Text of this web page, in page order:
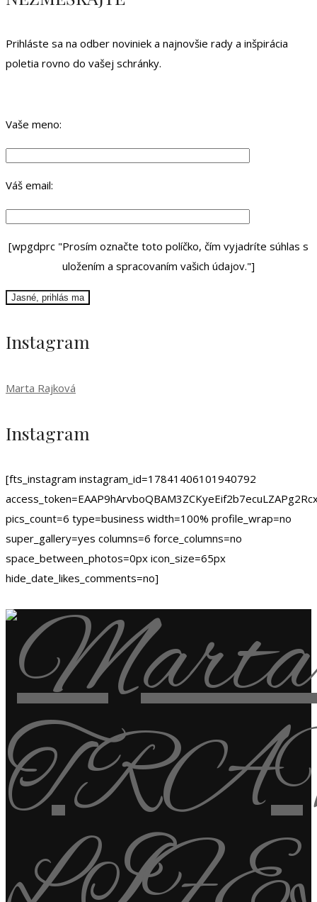
Prihláste sa na odber noviniek a najnovšie rady a inšpirácia
poletia rovno do vašej schránky.
Vaše meno:
Váš email:
[wpgdprc "Prosím označte toto políčko, čím vyjadríte súhlas s
uložením a spracovaním vašich údajov."]
Instagram
Marta Rajková
Instagram
[fts_instagram instagram_id=17841406101940792
pics_count=6 type=business width=100% profile_wrap=no
super_gallery=yes columns=6 force_columns=no
space_between_photos=0px icon_size=65px
hide_date_likes_comments=no]